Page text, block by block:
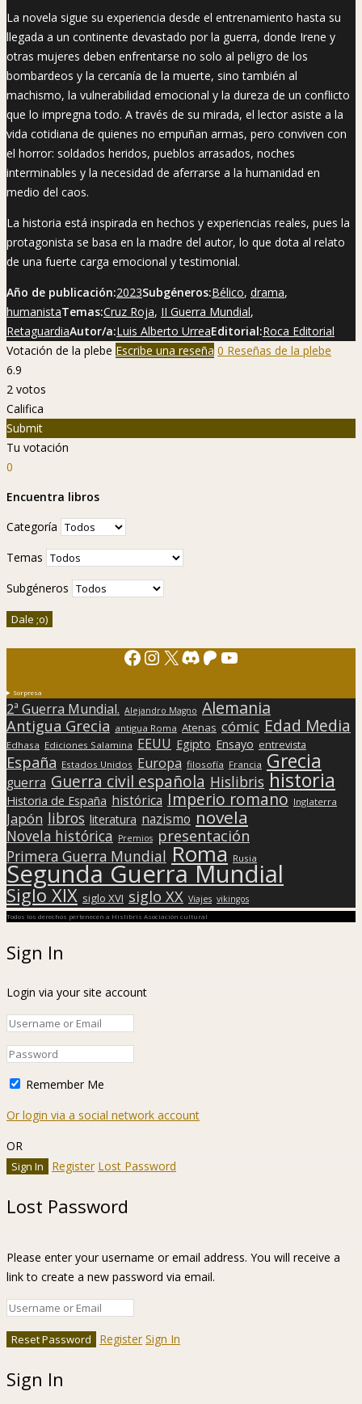
La novela sigue su experiencia desde el entrenamiento hasta su
llegada a un continente devastado por la guerra, donde Irene y
otras mujeres deben enfrentarse no solo al peligro de los
bombardeos y la cercanía de la muerte, sino también al
machismo, la vulnerabilidad emocional y la dureza de un conflicto
que lo impregna todo. A través de su mirada, el lector asiste a la
vida cotidiana de quienes no empuñan armas, pero conviven con
el horror: soldados heridos, pueblos arrasados, noches
interminables y la necesidad de aferrarse a la humanidad en
medio del caos.
La historia está inspirada en hechos y experiencias reales, pues la
protagonista se basa en la madre del autor, lo que dota al relato
de una fuerte carga emocional y testimonial.
Año de publicación:2023Subgéneros:Bélico, drama,
humanistaTemas:Cruz Roja, II Guerra Mundial,
RetaguardiaAutor/a:Luis Alberto UrreaEditorial:Roca Editorial
Votación de la plebe Escribe una reseña 0 Reseñas de la plebe
6.9
2 votos
Califica
Submit
Tu votación
0
Encuentra libros
Categoría
Temas
Subgéneros
Facebook
Instagram
X Discord
Patreon
YouTube
Sorpresa
2ª Guerra Mundial. Alejandro Magno Alemania
Antigua Grecia antigua Roma Atenas cómic Edad Media
Edhasa Ediciones Salamina EEUU Egipto Ensayo entrevista
España Estados Unidos Europa filosofía Francia Grecia
guerra Guerra civil española Hislibris historia
Historia de España histórica Imperio romano Inglaterra
Japón libros literatura nazismo novela
Novela histórica Premios presentación
Primera Guerra Mundial Roma Rusia
Segunda Guerra Mundial
Siglo XIX siglo XVI siglo XX Viajes vikingos
Todos los derechos pertenecen a Hislibris Asociación cultural
Sign In
Login via your site account
Remember Me
Or login via a social network account
OR
Register Lost Password
Lost Password
Please enter your username or email address. You will receive a
link to create a new password via email.
Register Sign In
Sign In